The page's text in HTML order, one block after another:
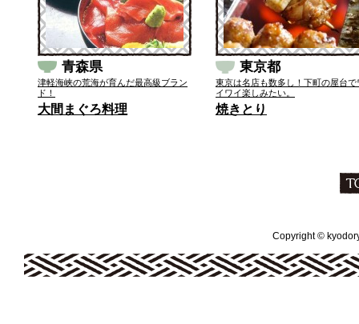
青森県
津軽海峡の荒海が育んだ最高級ブラン
ド！
大間まぐろ料理
東京都
東京は名店も数多し！下町の屋台で
イワイ楽しみたい。
焼きとり
Copyright ©